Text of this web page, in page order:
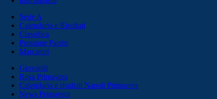
Serie A
Calendario e Risultati
Classifica
Prossime Partite
Marcatori
Giovanili
Rosa Primavera
Calendario e risultati Napoli Primavera
News Primavera